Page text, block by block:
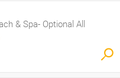
& Spa- Optional All